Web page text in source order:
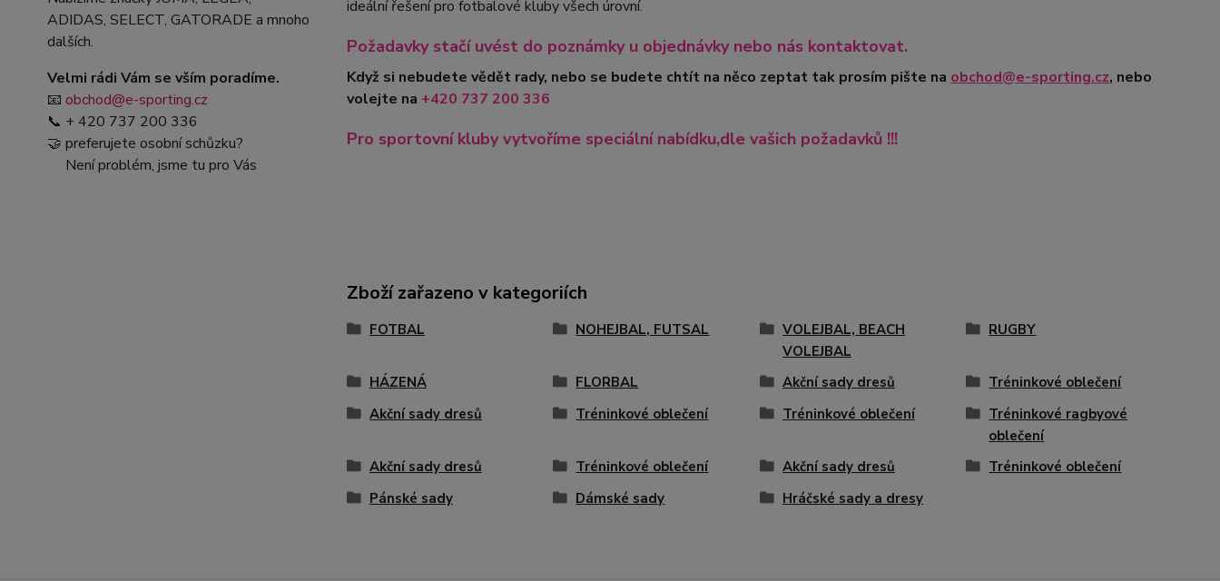
ADIDAS, SELECT, GATORADE a mnoho
dalších.
Velmi rádi Vám se vším poradíme.
📧 obchod@e-sporting.cz
📞 + 420 737 200 336
🤝 preferujete osobní schůzku?
Není problém, jsme tu pro Vás
ideální řešení pro fotbalové kluby všech úrovní.
Požadavky stačí uvést do poznámky u objednávky nebo nás kontaktovat.
Když si nebudete vědět rady, nebo se budete chtít na něco zeptat tak prosím pište na obchod@e-sporting.cz, nebo
volejte na +420 737 200 336
Pro sportovní kluby vytvoříme speciální nabídku,dle vašich požadavků !!!
Zboží zařazeno v kategoriích
FOTBAL NOHEJBAL, FUTSAL
VOLEJBAL, BEACH
VOLEJBAL
RUGBY
HÁZENÁ FLORBAL Akční sady dresů
Tréninkové oblečení
Akční sady dresů
Tréninkové oblečení Tréninkové oblečení
Tréninkové ragbyové
oblečení
Akční sady dresů
Tréninkové oblečení Akční sady dresů
Tréninkové oblečení
Pánské sady
Dámské sady Hráčské sady a dresy